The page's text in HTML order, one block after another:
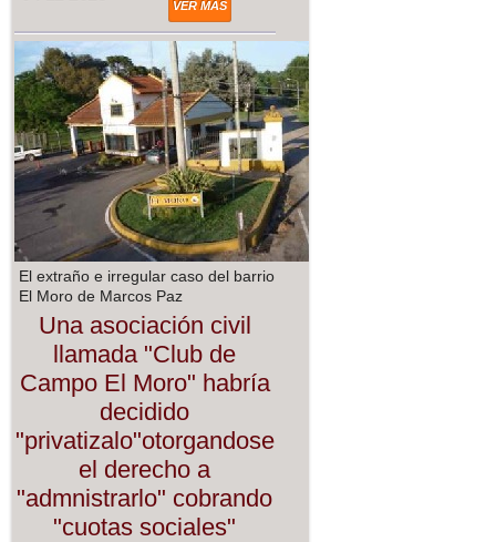
VER MÁS
El extraño e irregular caso del barrio
El Moro de Marcos Paz
Una asociación civil
llamada "Club de
Campo El Moro" habría
decidido
"privatizalo"otorgandose
el derecho a
"admnistrarlo" cobrando
"cuotas sociales"